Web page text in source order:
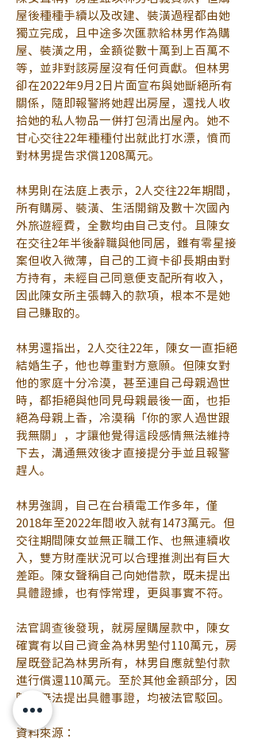
屋後種種手續以及改建、裝潢過程都由她
獨立完成，且中途多次匯款給林男作為購
屋、裝潢之用，金額從數十萬到上百萬不
等，並非對該房屋沒有任何貢獻。但林男
卻在2022年9月2日片面宣布與她斷絕所有
關係，隨即報警將她趕出房屋，還找人收
拾她的私人物品一併打包清出屋內。她不
甘心交往22年種種付出就此打水漂，憤而
對林男提告求償1208萬元。
林男則在法庭上表示，2人交往22年期間，
所有購房、裝潢、生活開銷及數十次國內
外旅遊經費，全數均由自己支付。且陳女
在交往2年半後辭職與他同居，雖有零星接
案但收入微薄，自己的工資卡卻長期由對
方持有，未經自己同意便支配所有收入，
因此陳女所主張轉入的款項，根本不是她
自己賺取的。
林男還指出，2人交往22年，陳女一直拒絕
結婚生子，他也尊重對方意願。但陳女對
他的家庭十分冷漠，甚至連自己母親過世
時，都拒絕與他同見母親最後一面，也拒
絕為母親上香，冷漠稱「你的家人過世跟
我無關」，才讓他覺得這段感情無法維持
下去，溝通無效後才直接提分手並且報警
趕人。
林男強調，自己在台積電工作多年，僅
2018年至2022年間收入就有1473萬元。但
交往期間陳女並無正職工作、也無連續收
入，雙方財產狀況可以合理推測出有巨大
差距。陳女聲稱自己向她借款，既未提出
具體證據，也有悖常理，更與事實不符。
法官調查後發現，就房屋購屋款中，陳女
確實有以自己資金為林男墊付110萬元，房
屋既登記為林男所有，林男自應就墊付款
進行償還110萬元。至於其他金額部分，因
陳女無法提出具體事證，均被法官駁回。
資料來源：